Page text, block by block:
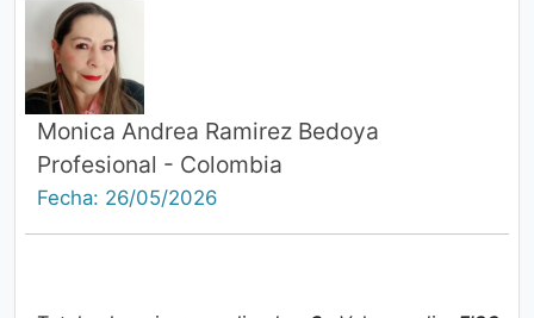
Monica Andrea Ramirez Bedoya
Profesional - Colombia
Fecha: 26/05/2026